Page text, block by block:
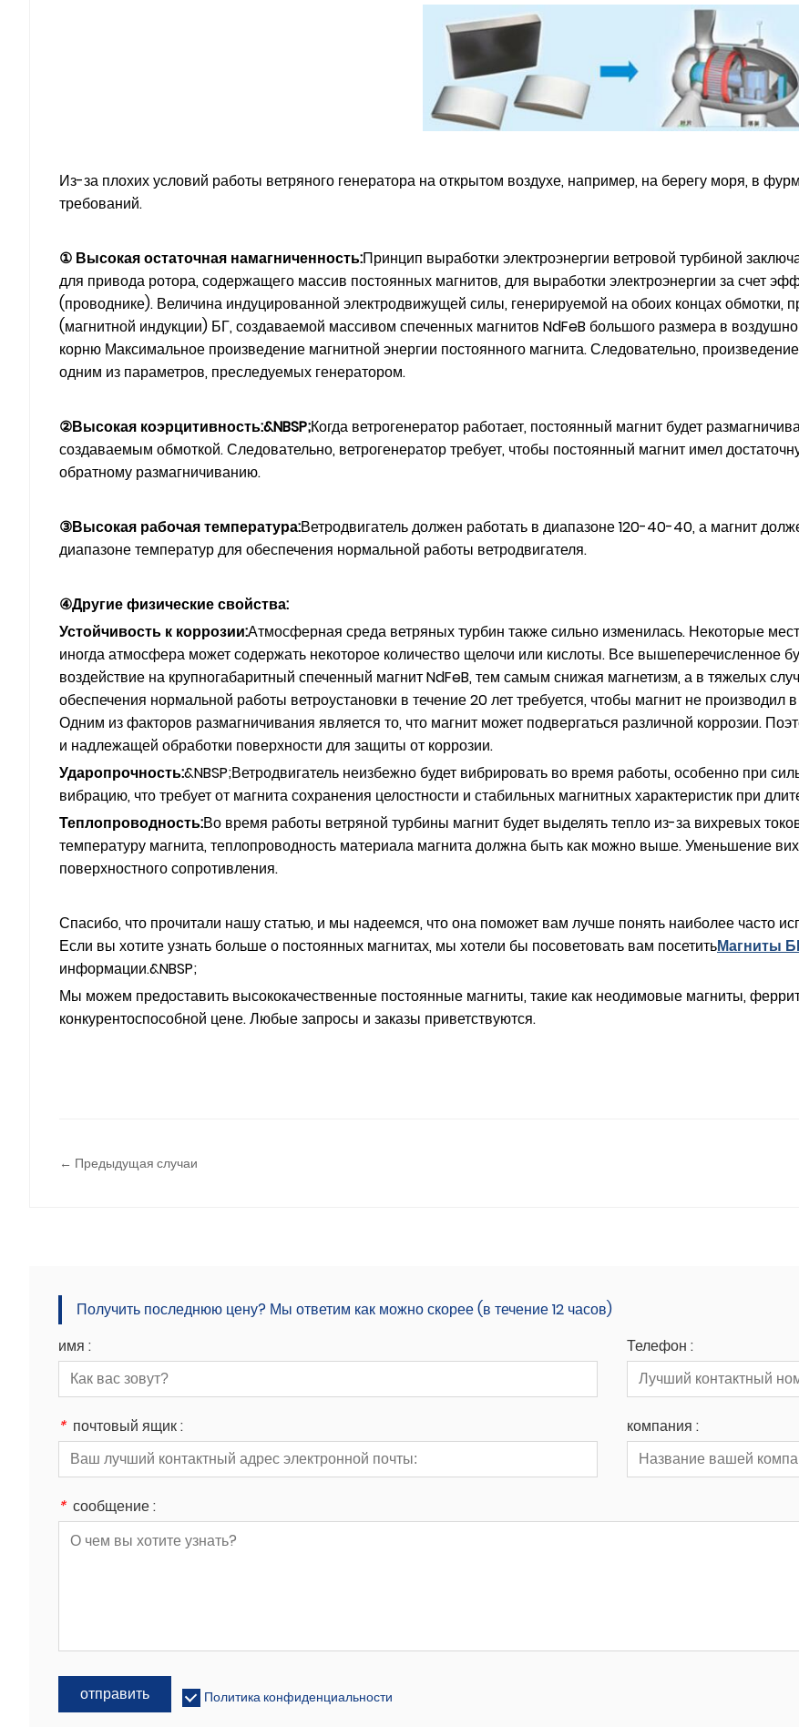
Из-за плохих условий работы ветряного генератора на открытом воздухе, например, на берегу моря, в
требований.
① Высокая остаточная намагниченность:Принцип выработки электроэнергии ветровой турбиной
для привода ротора, содержащего массив постоянных магнитов, для выработки электроэнергии за счет
(проводнике). Величина индуцированной электродвижущей силы, генерируемой на обоих концах обмотки,
(магнитной индукции) БГ, создаваемой массивом спеченных магнитов NdFeB большого размера в
корню Максимальное произведение магнитной энергии постоянного магнита. Следовательно,
одним из параметров, преследуемых генератором.
②Высокая коэрцитивность:&NBSP;Когда ветрогенератор работает, постоянный магнит будет
создаваемым обмоткой. Следовательно, ветрогенератор требует, чтобы постоянный магнит имел
обратному размагничиванию.
③Высокая рабочая температура:Ветродвигатель должен работать в диапазоне 120-40-40, а магнит
диапазоне температур для обеспечения нормальной работы ветродвигателя.
④Другие физические свойства:
Устойчивость к коррозии:Атмосферная среда ветряных турбин также сильно изменилась. Некоторые
иногда атмосфера может содержать некоторое количество щелочи или кислоты. Все вышеперечисленное
воздействие на крупногабаритный спеченный магнит NdFeB, тем самым снижая магнетизм, а в тяжелых
обеспечения нормальной работы ветроустановки в течение 20 лет требуется, чтобы магнит не производил
Одним из факторов размагничивания является то, что магнит может подвергаться различной коррозии.
и надлежащей обработки поверхности для защиты от коррозии.
Ударопрочность:&NBSP;Ветродвигатель неизбежно будет вибрировать во время работы, особенно при
вибрацию, что требует от магнита сохранения целостности и стабильных магнитных характеристик при
Теплопроводность:Во время работы ветряной турбины магнит будет выделять тепло из-за вихревых
температуру магнита, теплопроводность материала магнита должна быть как можно выше. Уменьшение
поверхностного сопротивления.
Спасибо, что прочитали нашу статью, и мы надеемся, что она поможет вам лучше понять наиболее часто
Если вы хотите узнать больше о постоянных магнитах, мы хотели бы посоветовать вам посетитьМагниты
информации.&NBSP;
Мы можем предоставить высококачественные постоянные магниты, такие как неодимовые магниты,
конкурентоспособной цене. Любые запросы и заказы приветствуются.
← Предыдущая случаи
Получить последнюю цену? Мы ответим как можно скорее (в течение 12 часов)
имя :
Телефон :
* почтовый ящик : компания :
* сообщение :
отправить Политика конфиденциальности